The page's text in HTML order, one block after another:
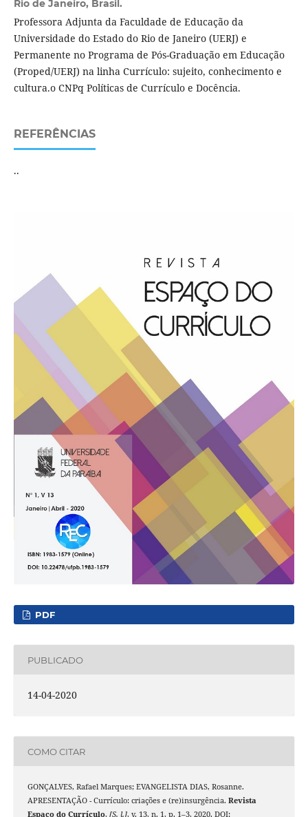
Rio de Janeiro, Brasil.
Professora Adjunta da Faculdade de Educação da
Universidade do Estado do Rio de Janeiro (UERJ) e
Permanente no Programa de Pós-Graduação em Educação
(Proped/UERJ) na linha Currículo: sujeito, conhecimento e
cultura.o CNPq Políticas de Currículo e Docência.
REFERÊNCIAS
..
PDF
PUBLICADO
14-04-2020
COMO CITAR
GONÇALVES, Rafael Marques; EVANGELISTA DIAS, Rosanne.
APRESENTAÇÃO - Currículo: criações e (re)insurgência. Revista
Espaço do Currículo, [S. l.], v. 13, n. 1, p. 1–3, 2020. DOI: